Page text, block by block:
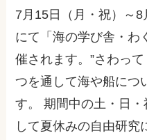
7月15日（月・祝）～
にて「海の学び舎・わ
催されます。”さわっ
つを通して海や船につ
す。 期間中の土・日
して夏休みの自由研究